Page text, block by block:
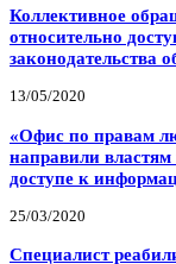
Коллективное
относительно
законодательства
13/05/2020
«Офис по правам
направили
доступе к
25/03/2020
Специалист